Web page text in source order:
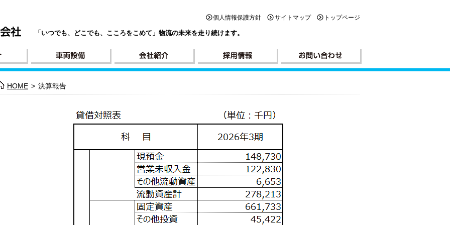
「いつでも、どこでも、こころをこめて」物流の未来を走り続けます。
個人情報保護方針 サイトマップ トップページ
HOME 決算報告